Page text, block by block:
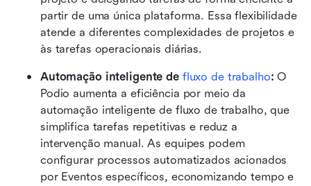
partir de uma única plataforma. Essa flexibilidade
atende a diferentes complexidades de projetos e
às tarefas operacionais diárias.
Automação inteligente de fluxo de trabalho: O
Podio aumenta a eficiência por meio da
automação inteligente de fluxo de trabalho, que
simplifica tarefas repetitivas e reduz a
intervenção manual. As equipes podem
configurar processos automatizados acionados
por Eventos específicos, economizando tempo e